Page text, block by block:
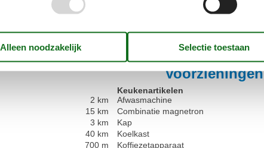
Awesome deal for the cost,
Voorzieningen
2 km
15 km
3 km
40 km
700 m
Keukenartikelen
Afwasmachine
Combinatie magnetron
Kap
Koelkast
Koffiezetapparaat